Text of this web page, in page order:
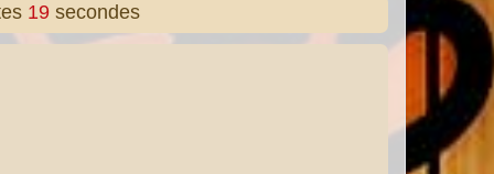
20 secondes